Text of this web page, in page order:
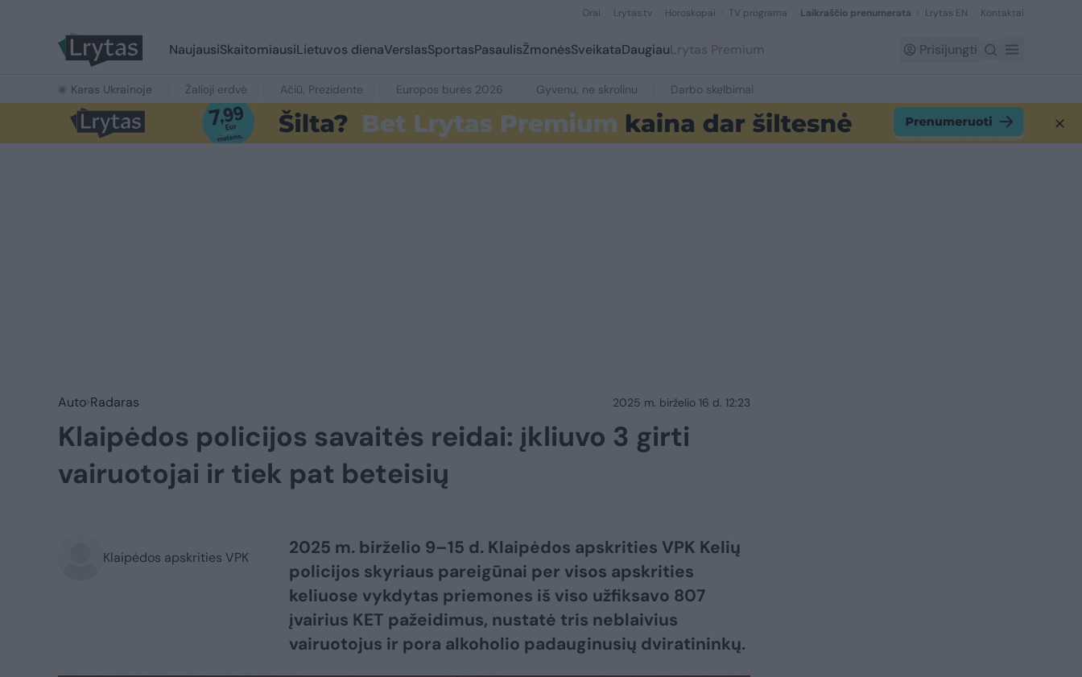
Orai Lrytas.tv Horoskopai TV programa Laikraščio prenumerata Lrytas EN Kontaktai
NaujausiSkaitomiausiLietuvos dienaVerslasSportasPasaulisŽmonėsSveikataDaugiauLrytas Premium Prisijungti
Karas Ukrainoje Žalioji erdvė Ačiū, Prezidente Europos burės 2026 Gyvenu, ne skrolinu Darbo skelbimai
Auto Radaras 2025 m. birželio 16 d. 12:23
Klaipėdos policijos savaitės reidai: įkliuvo 3 girti
vairuotojai ir tiek pat beteisių
Klaipėdos apskrities VPK
2025 m. birželio 9–15 d. Klaipėdos apskrities VPK Kelių
policijos skyriaus pareigūnai per visos apskrities
keliuose vykdytas priemones iš viso užfiksavo 807
įvairius KET pažeidimus, nustatė tris neblaivius
vairuotojus ir pora alkoholio padauginusių dviratininkų.